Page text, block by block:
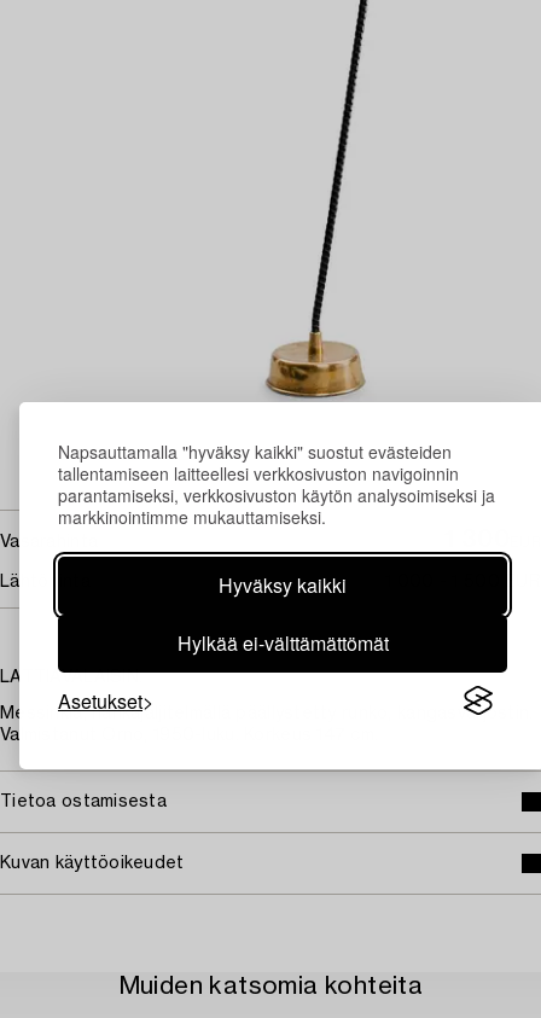
Napsauttamalla "hyväksy kaikki" suostut evästeiden
tallentamiseen laitteellesi verkkosivuston navigoinnin
parantamiseksi, verkkosivuston käytön analysoimiseksi ja
markkinointimme mukauttamiseksi.
Hyväksy kaikki
Hylkää ei-välttämättömät
Asetukset
Vasarahinta
Lähtöhinta
LATTIAVALAISIN.
Messinkiä, nahkajäljitelmällä päällystetty runko, kangasvarjostin.
Valmistanut Orno, 1950-luku. Korkeus 147 cm.
Tietoa ostamisesta
Kuvan käyttöoikeudet
Muiden katsomia kohteita